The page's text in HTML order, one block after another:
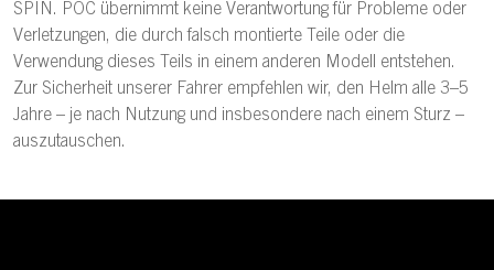
SPIN. POC übernimmt keine Verantwortung für Probleme oder
Verletzungen, die durch falsch montierte Teile oder die
Verwendung dieses Teils in einem anderen Modell entstehen.
Zur Sicherheit unserer Fahrer empfehlen wir, den Helm alle 3–5
Jahre – je nach Nutzung und insbesondere nach einem Sturz –
auszutauschen.